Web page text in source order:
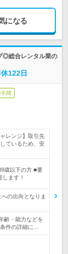
になる
◎総合レンタル業の
122日
問
レンジ】取引先
ているため、安
歳以下の方 ■要
ます！
の出向となりま
齢・能力などを
件の詳細に…